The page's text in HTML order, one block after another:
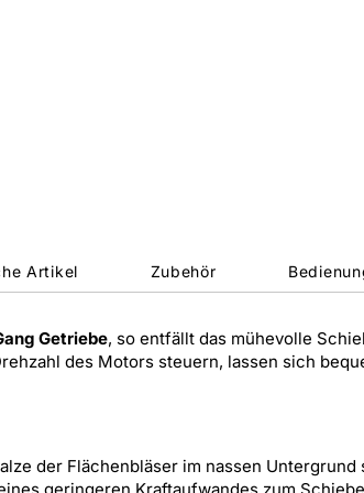
Artikel Zubehör
Getriebe, so entfällt das mühevolle
des Motors steuern, lassen sich
der Flächenbläser im nassen